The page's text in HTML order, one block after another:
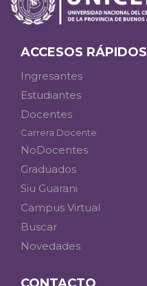
ACCESOS RÁPIDOS
Ingresantes
Estudiantes
Docentes
Carrera Docente
NoDocentes
Graduados
Siu Guarani
Campus Virtual
Buscar
Novedades